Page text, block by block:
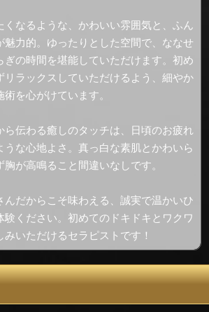
くなるような、かわいい雰囲気と、ふん
魅力的。ゆったりとした空間で、ななせ
ぎの時間を堪能していただけます。初め
リラックスしていただけるよう、細やか
を心がけています。
ら伝わる癒しのタッチは、日頃のお疲れ
うな心地よさ。真っ白な素肌とかわいら
が高鳴ること間違いなしです。
んだからこそ味わえる、誠実で温かいひ
験ください。初めてのドキドキとワクワ
いただけるセラピストです！